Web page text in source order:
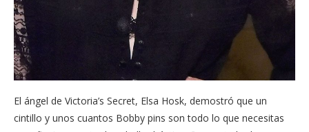
El ángel de Victoria’s Secret, Elsa Hosk, demostró que un
cintillo y unos cuantos Bobby pins son todo lo que necesitas